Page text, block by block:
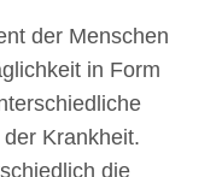
der Menschen
in Form
Krankheit.
die